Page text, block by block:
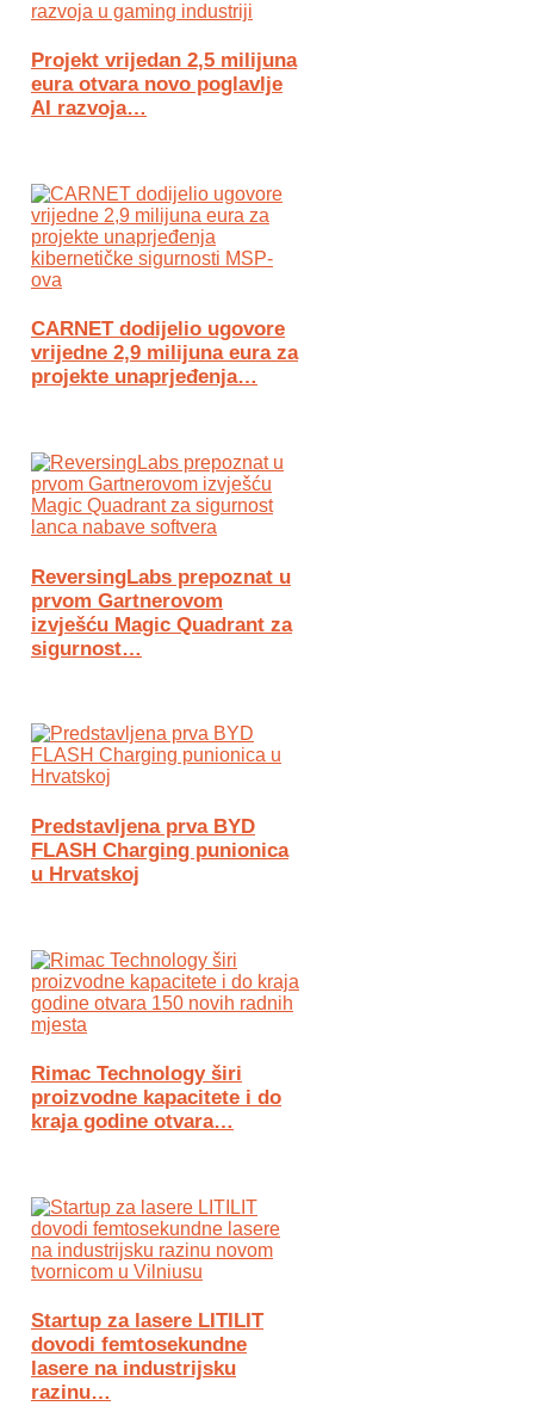
Projekt vrijedan 2,5 milijuna
eura otvara novo poglavlje
AI razvoja…
CARNET dodijelio ugovore
vrijedne 2,9 milijuna eura za
projekte unaprjeđenja…
ReversingLabs prepoznat u
prvom Gartnerovom
izvješću Magic Quadrant za
sigurnost…
Predstavljena prva BYD
FLASH Charging punionica
u Hrvatskoj
Rimac Technology širi
proizvodne kapacitete i do
kraja godine otvara…
Startup za lasere LITILIT
dovodi femtosekundne
lasere na industrijsku
razinu…